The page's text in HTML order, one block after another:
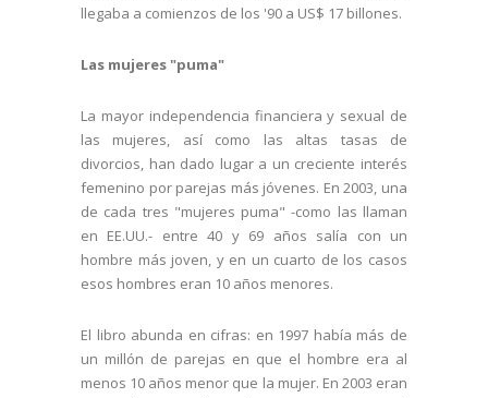
llegaba a comienzos de los '90 a US$ 17 billones.
Las mujeres "puma"
La mayor independencia financiera y sexual de
las mujeres, así como las altas tasas de
divorcios, han dado lugar a un creciente interés
femenino por parejas más jóvenes. En 2003, una
de cada tres "mujeres puma" -como las llaman
en EE.UU.- entre 40 y 69 años salía con un
hombre más joven, y en un cuarto de los casos
esos hombres eran 10 años menores.
El libro abunda en cifras: en 1997 había más de
un millón de parejas en que el hombre era al
menos 10 años menor que la mujer. En 2003 eran